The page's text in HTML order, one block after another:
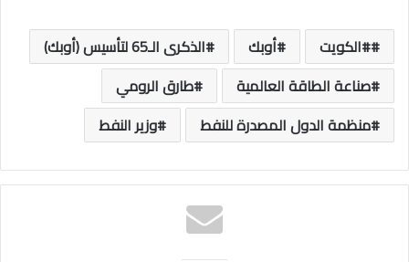
#الكويت أوبك
الذكرى الـ65 لتأسيس (أوبك)
صناعة الطاقة العالمية
طارق الرومي
منظمة الدول المصدرة للنفط
وزير النفط